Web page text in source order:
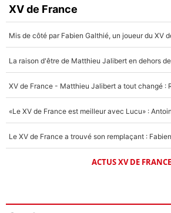
XV de France
ACTUS XV DE FRANCE